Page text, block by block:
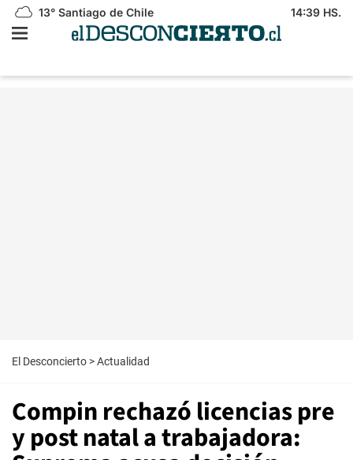
13° Santiago de Chile 14:39 HS.
El Desconcierto >Actualidad
Compin rechazó licencias pre
y post natal a trabajadora: